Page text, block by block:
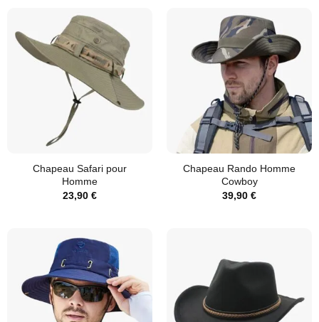
Chapeau Safari pour
Homme
23,90 €
Chapeau Rando Homme
Cowboy
39,90 €